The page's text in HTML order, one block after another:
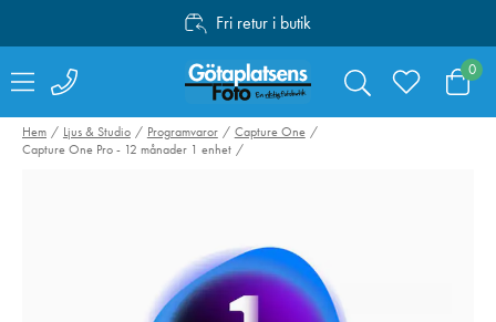
Fri retur i butik
Personlig service
Fri frakt över 1000:-
0
Hem Ljus & Studio Programvaror
Capture One
Capture One Pro - 12 månader 1 enhet